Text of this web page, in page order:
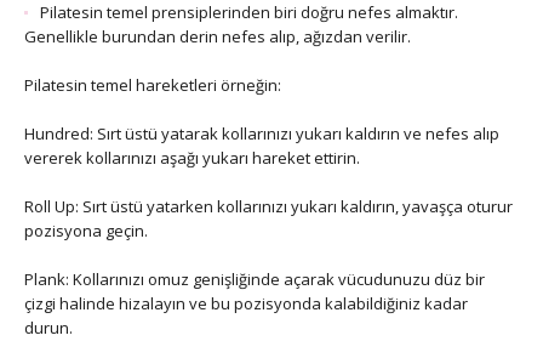
Pilatesin temel prensiplerinden biri doğru nefes almaktır.
Genellikle burundan derin nefes alıp, ağızdan verilir.
Pilatesin temel hareketleri örneğin:
Hundred: Sırt üstü yatarak kollarınızı yukarı kaldırın ve nefes alıp
vererek kollarınızı aşağı yukarı hareket ettirin.
Roll Up: Sırt üstü yatarken kollarınızı yukarı kaldırın, yavaşça oturur
pozisyona geçin.
Plank: Kollarınızı omuz genişliğinde açarak vücudunuzu düz bir
çizgi halinde hizalayın ve bu pozisyonda kalabildiğiniz kadar
durun.